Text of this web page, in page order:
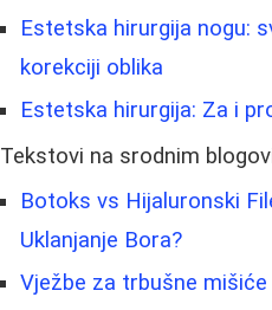
Estetska hirurgija nogu:
korekciji oblika
Estetska hirurgija: Za i
Tekstovi na srodnim
Botoks vs Hijaluronski
Uklanjanje Bora?
Vježbe za trbušne